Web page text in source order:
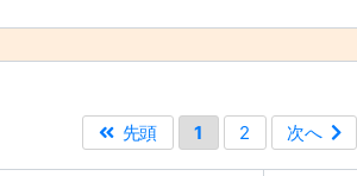
先頭
1 2 次へ